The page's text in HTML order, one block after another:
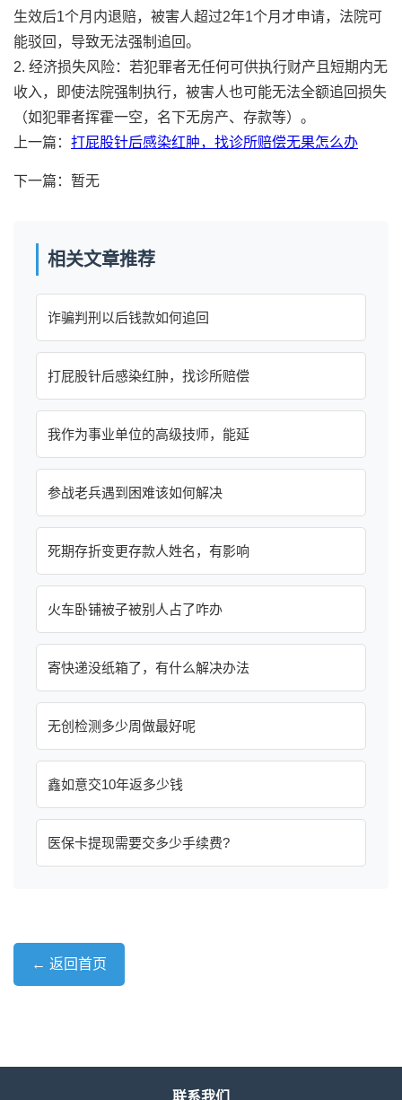
生效后1个月内退赔，被害人超过2年1个月才申请，法院可
能驳回，导致无法强制追回。
2. 经济损失风险：若犯罪者无任何可供执行财产且短期内无
收入，即使法院强制执行，被害人也可能无法全额追回损失
（如犯罪者挥霍一空，名下无房产、存款等）。
上一篇： 打屁股针后感染红肿，找诊所赔偿无果怎么办
下一篇：暂无
相关文章推荐
诈骗判刑以后钱款如何追回
打屁股针后感染红肿，找诊所赔偿
我作为事业单位的高级技师，能延
参战老兵遇到困难该如何解决
死期存折变更存款人姓名，有影响
火车卧铺被子被别人占了咋办
寄快递没纸箱了，有什么解决办法
无创检测多少周做最好呢
鑫如意交10年返多少钱
医保卡提现需要交多少手续费?
← 返回首页
联系我们